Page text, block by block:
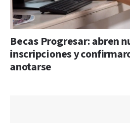
Becas Progresar: abren
inscripciones y
anotarse